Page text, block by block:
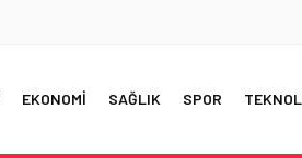
EKONOMİ SAĞLIK SPOR